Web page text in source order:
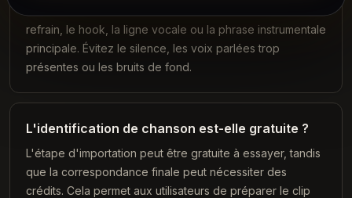
refrain, le hook, la ligne vocale ou la phrase instrumentale
principale. Évitez le silence, les voix parlées trop
présentes ou les bruits de fond.
L'identification de chanson est-elle gratuite ?
L'étape d'importation peut être gratuite à essayer, tandis
que la correspondance finale peut nécessiter des
crédits. Cela permet aux utilisateurs de préparer le clip